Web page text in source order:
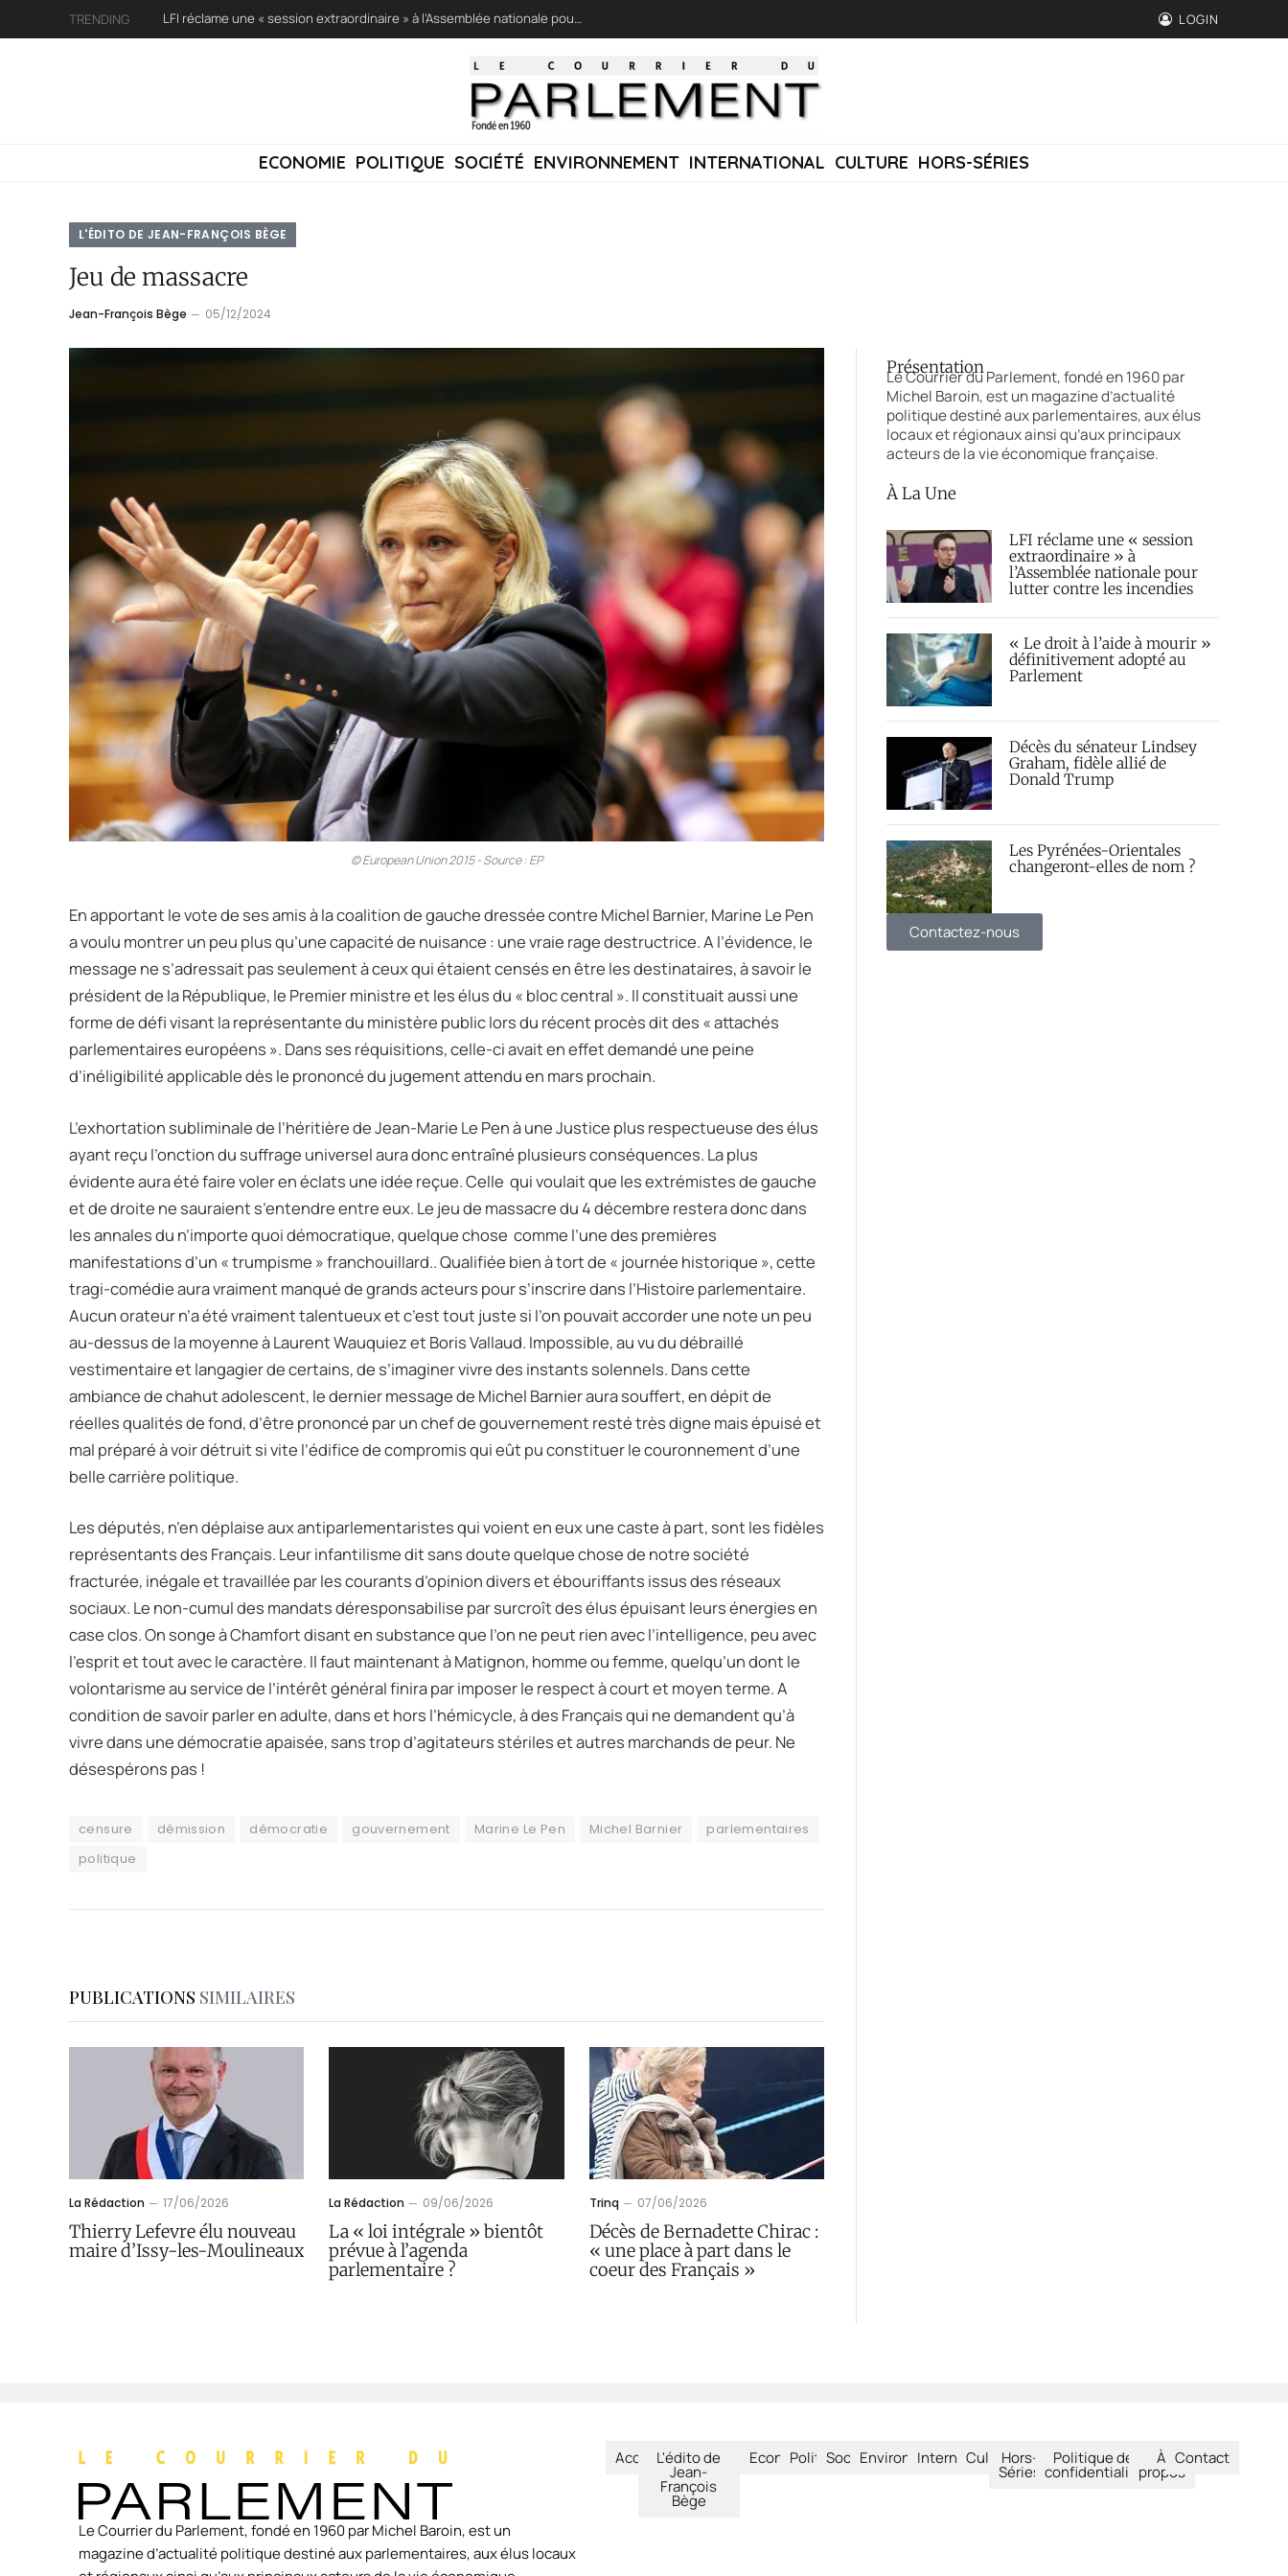
TRENDING LFI réclame une « session extraordinaire » à l’Assemblée nationale pour lutter contre les incendies LOGIN
ECONOMIE POLITIQUE SOCIÉTÉ ENVIRONNEMENT INTERNATIONAL CULTURE HORS-SÉRIES
L'ÉDITO DE JEAN-FRANÇOIS BÈGE
Jeu de massacre
Jean-François Bège 05/12/2024
© European Union 2015 - Source : EP
En apportant le vote de ses amis à la coalition de gauche dressée contre Michel Barnier, Marine Le Pen
a voulu montrer un peu plus qu’une capacité de nuisance : une vraie rage destructrice. A l’évidence, le
message ne s’adressait pas seulement à ceux qui étaient censés en être les destinataires, à savoir le
président de la République, le Premier ministre et les élus du « bloc central ». Il constituait aussi une
forme de défi visant la représentante du ministère public lors du récent procès dit des « attachés
parlementaires européens ». Dans ses réquisitions, celle-ci avait en effet demandé une peine
d’inéligibilité applicable dès le prononcé du jugement attendu en mars prochain.
L’exhortation subliminale de l’héritière de Jean-Marie Le Pen à une Justice plus respectueuse des élus
ayant reçu l’onction du suffrage universel aura donc entraîné plusieurs conséquences. La plus
évidente aura été faire voler en éclats une idée reçue. Celle qui voulait que les extrémistes de gauche
et de droite ne sauraient s’entendre entre eux. Le jeu de massacre du 4 décembre restera donc dans
les annales du n’importe quoi démocratique, quelque chose comme l’une des premières
manifestations d’un « trumpisme » franchouillard.. Qualifiée bien à tort de « journée historique », cette
tragi-comédie aura vraiment manqué de grands acteurs pour s’inscrire dans l’Histoire parlementaire.
Aucun orateur n’a été vraiment talentueux et c’est tout juste si l’on pouvait accorder une note un peu
au-dessus de la moyenne à Laurent Wauquiez et Boris Vallaud. Impossible, au vu du débraillé
vestimentaire et langagier de certains, de s’imaginer vivre des instants solennels. Dans cette
ambiance de chahut adolescent, le dernier message de Michel Barnier aura souffert, en dépit de
réelles qualités de fond, d’être prononcé par un chef de gouvernement resté très digne mais épuisé et
mal préparé à voir détruit si vite l’édifice de compromis qui eût pu constituer le couronnement d’une
belle carrière politique.
Les députés, n’en déplaise aux antiparlementaristes qui voient en eux une caste à part, sont les fidèles
représentants des Français. Leur infantilisme dit sans doute quelque chose de notre société
fracturée, inégale et travaillée par les courants d’opinion divers et ébouriffants issus des réseaux
sociaux. Le non-cumul des mandats déresponsabilise par surcroît des élus épuisant leurs énergies en
case clos. On songe à Chamfort disant en substance que l’on ne peut rien avec l’intelligence, peu avec
l’esprit et tout avec le caractère. Il faut maintenant à Matignon, homme ou femme, quelqu’un dont le
volontarisme au service de l’intérêt général finira par imposer le respect à court et moyen terme. A
condition de savoir parler en adulte, dans et hors l’hémicycle, à des Français qui ne demandent qu’à
vivre dans une démocratie apaisée, sans trop d’agitateurs stériles et autres marchands de peur. Ne
désespérons pas !
censure démission démocratie gouvernement Marine Le Pen Michel Barnier
parlementaires
politique
PUBLICATIONS SIMILAIRES
La Rédaction 17/06/2026
Thierry Lefevre élu nouveau
maire d’Issy-les-Moulineaux
La Rédaction 09/06/2026
La « loi intégrale » bientôt
prévue à l’agenda
parlementaire ?
Trinq 07/06/2026
Décès de Bernadette Chirac :
« une place à part dans le
coeur des Français »
Présentation
Le Courrier du Parlement, fondé en 1960 par
Michel Baroin, est un magazine d’actualité
politique destiné aux parlementaires, aux élus
locaux et régionaux ainsi qu’aux principaux
acteurs de la vie économique française.
À La Une
LFI réclame une « session
extraordinaire » à
l’Assemblée nationale pour
lutter contre les incendies
« Le droit à l’aide à mourir »
définitivement adopté au
Parlement
Décès du sénateur Lindsey
Graham, fidèle allié de
Donald Trump
Les Pyrénées-Orientales
changeront-elles de nom ?
Contactez-nous
Le Courrier du Parlement, fondé en 1960 par Michel Baroin, est un
magazine d’actualité politique destiné aux parlementaires, aux élus locaux
AccueilL'édito de
Jean-
François
Bège
EconomiePolitiqueSociétéEnvironnementInternational
CultureHors-
Séries
Politique de
confidentialité
À
propos
Contact